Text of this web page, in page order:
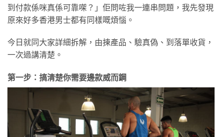
到付款係咪真係可靠㗎？」佢問咗我一連串問題，我先發現
原來好多香港男士都有同樣嘅煩惱。
今日就同大家詳細拆解，由揀產品、驗真偽、到落單收貨，
一次過講清楚。
第一步：搞清楚你需要邊款威而鋼